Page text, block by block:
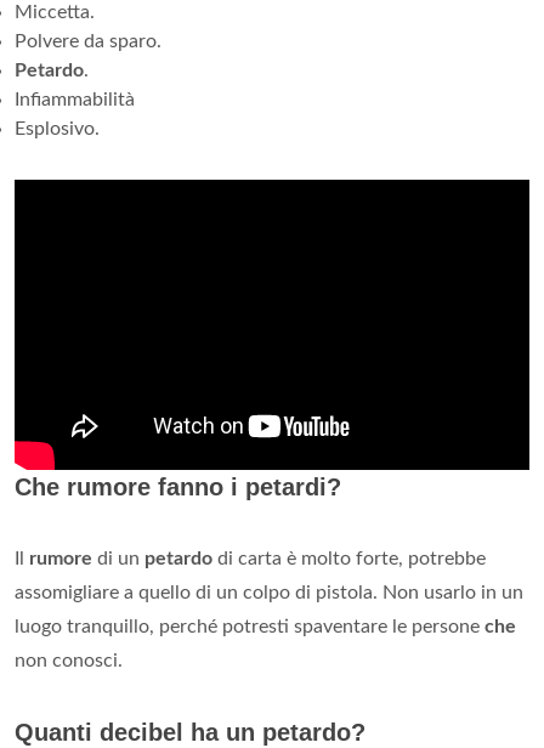
Miccetta.
Polvere da sparo.
Petardo.
Infiammabilità
Esplosivo.
Che rumore fanno i petardi?
rumore di un petardo di carta è molto forte, potrebbe
assomigliare a quello di un colpo di pistola. Non usarlo in un
luogo tranquillo, perché potresti spaventare le persone che
non conosci.
Quanti decibel ha un petardo?